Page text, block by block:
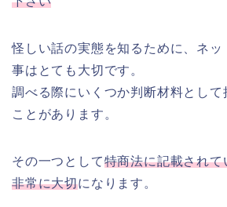
怪しい話の実態を知るために、ネッ
事はとても大切です。
調べる際にいくつか判断材料として
ことがあります。
その一つとして特商法に記載され
非常に大切になります。